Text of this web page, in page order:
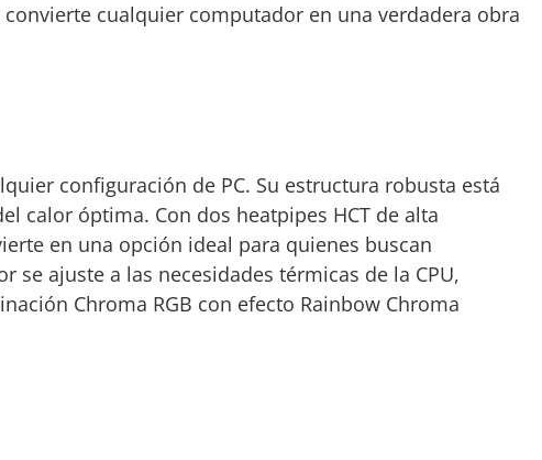
cualquier computador en una verdadera obra
configuración de PC. Su estructura robusta está
calor óptima. Con dos heatpipes HCT de alta
en una opción ideal para quienes buscan
ajuste a las necesidades térmicas de la CPU,
Chroma RGB con efecto Rainbow Chroma